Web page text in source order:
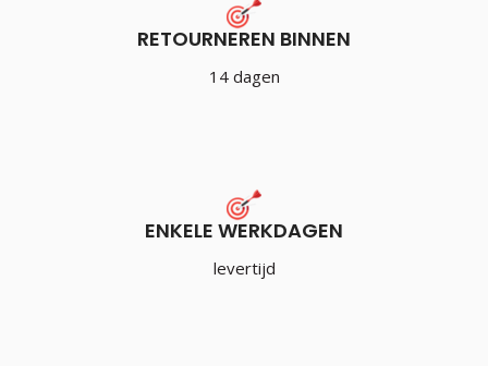
RETOURNEREN BINNEN
14 dagen
ENKELE WERKDAGEN
levertijd